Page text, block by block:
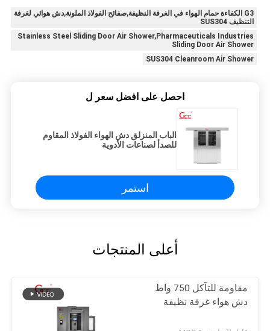
G3 الكفاءة حمام الهواء في الغرفة النظيفة,صفائح الفولاذ الملونة,دش هوائي لغرفة
التنظيف SUS304
Stainless Steel Sliding Door Air Shower,Pharmaceuticals Industries
Sliding Door Air Shower
SUS304 Cleanroom Air Shower
احصل على افضل سعر ل
الباب المنزلق دش الهواء الفولاذ المقاوم
للصدأ لصناعات الأدوية
استمر
أعلى المنتجات
مقاومة للتآكل 750 واط
دش هواء غرفة نظيفة